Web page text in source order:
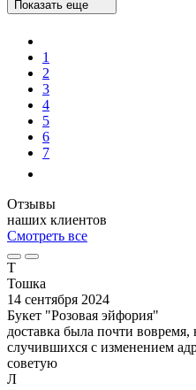
Показать еще
1
2
3
4
5
6
7
Отзывы
наших клиентов
Смотреть все
Т
Тошка
14 сентября 2024
Букет "Розовая эйфория"
доставка была почти
случившихся с изменением
советую
Л